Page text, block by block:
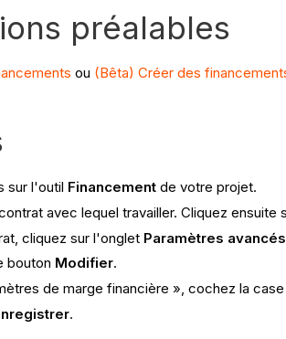
préalables
ou (Bêta) Créer des
sur l'outil Financement de votre projet.
avec lequel travailler. Cliquez ensuite
cliquez sur l'onglet Paramètres avancés
bouton Modifier.
de marge financière », cochez la case
.